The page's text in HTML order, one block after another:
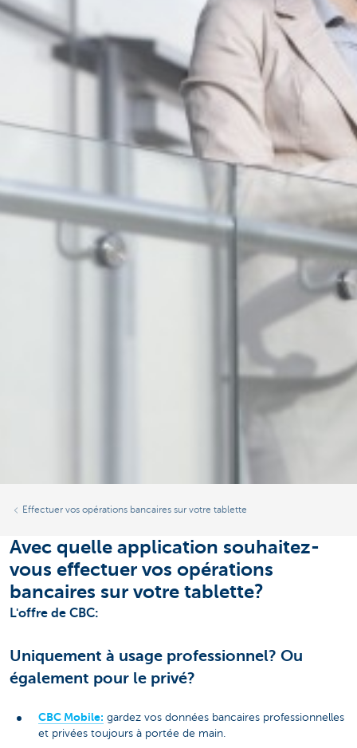
Effectuer vos opérations bancaires sur votre tablette
Avec quelle application souhaitez-
vous effectuer vos opérations
bancaires sur votre tablette?
L'offre de CBC:
Uniquement à usage professionnel? Ou
également pour le privé?
CBC Mobile: gardez vos données bancaires professionnelles
et privées toujours à portée de main.